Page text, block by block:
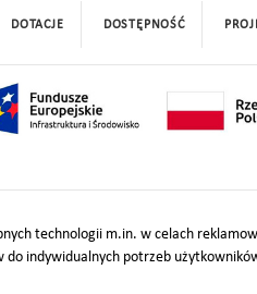
technologii m.in. w celach
do indywidualnych potrzeb
DOTACJE DOSTĘPNOŚĆ